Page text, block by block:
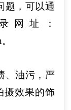
题，可以通
网址：
、油污，严
摄效果的饰